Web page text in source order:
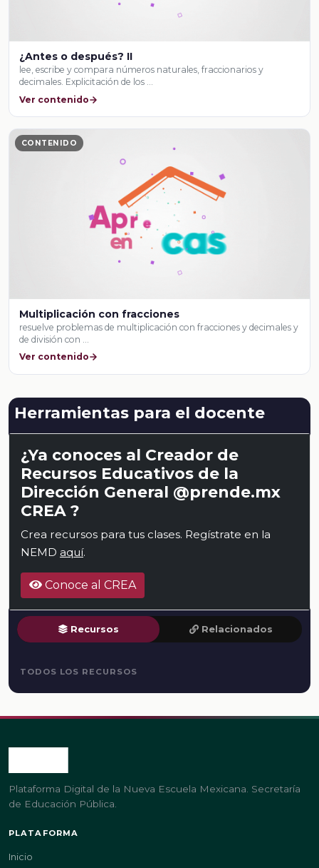
¿Antes o después? II
lee, escribe y compara números naturales, fraccionarios y
decimales. Explicitación de los …
Ver contenido
CONTENIDO
Multiplicación con fracciones
resuelve problemas de multiplicación con fracciones y decimales y
de división con …
Ver contenido
Herramientas para el docente
¿Ya conoces al Creador de
Recursos Educativos de la
Dirección General @prende.mx
CREA ?
Crea recursos para tus clases. Regístrate en la
NEMD aquí.
Conoce al CREA
Recursos Relacionados
TODOS LOS RECURSOS
Plataforma Digital de la Nueva Escuela Mexicana. Secretaría
de Educación Pública.
PLATAFORMA
Inicio